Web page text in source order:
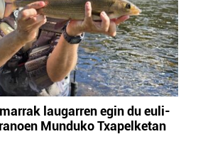
laugarren egin du euli-
Munduko Txapelketan